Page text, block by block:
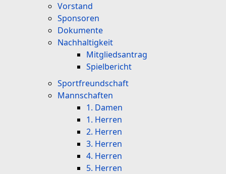
Vorstand
Sponsoren
Dokumente
Nachhaltigkeit
Mitgliedsantrag
Spielbericht
Sportfreundschaft
Mannschaften
1. Damen
1. Herren
2. Herren
3. Herren
4. Herren
5. Herren